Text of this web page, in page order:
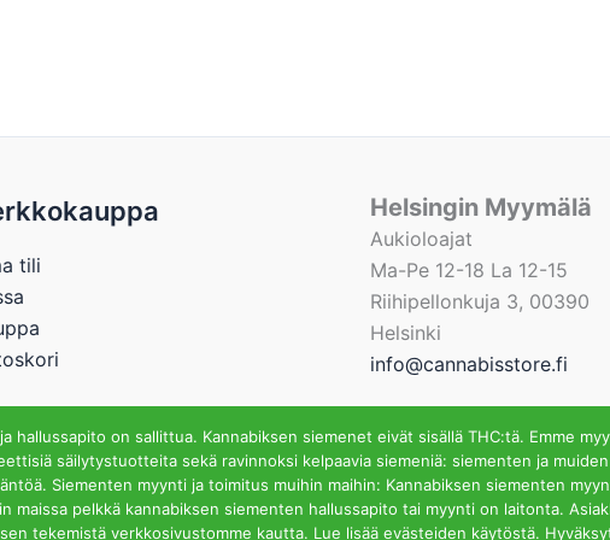
tili
Helsingin Myymälä
Aukioloajat
Ma-Pe 12-18 La 12-15
Riihipellonkuja 3, 00390
Helsinki
info@cannabisstore.fi
| Kannabiksen Siemeniä Verkkokaupasta ja
hallussapito on sallittua. Kannabiksen siemenet eivät sisällä THC:tä. Emme
säilytystuotteita sekä ravinnoksi kelpaavia siemeniä: siementen ja
Siementen myynti ja toimitus muihin maihin: Kannabiksen siementen
maissa pelkkä kannabiksen siementen hallussapito tai myynti on laitonta.
tekemistä verkkosivustomme kautta. Lue lisää evästeiden käytöstä.